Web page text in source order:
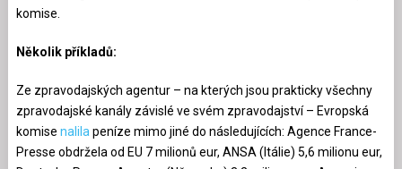
komise.
Několik příkladů:
Ze zpravodajských agentur – na kterých jsou prakticky všechny
zpravodajské kanály závislé ve svém zpravodajství – Evropská
komise nalila peníze mimo jiné do následujících: Agence France-
Presse obdržela od EU 7 milionů eur, ANSA (Itálie) 5,6 milionu eur,